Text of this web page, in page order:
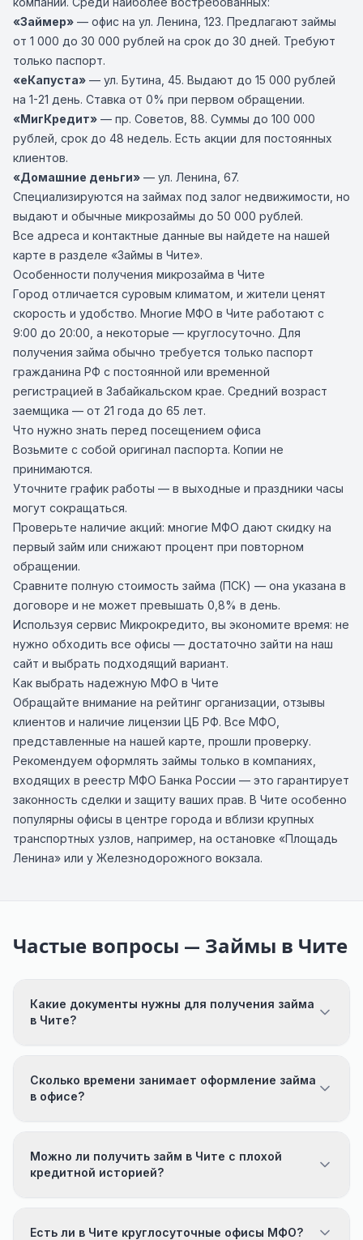
«Займер» — офис на ул. Ленина, 123. Предлагают займы
от 1 000 до 30 000 рублей на срок до 30 дней. Требуют
только паспорт.
«eКапуста» — ул. Бутина, 45. Выдают до 15 000 рублей
на 1-21 день. Ставка от 0% при первом обращении.
«МигКредит» — пр. Советов, 88. Суммы до 100 000
рублей, срок до 48 недель. Есть акции для постоянных
клиентов.
«Домашние деньги» — ул. Ленина, 67.
Специализируются на займах под залог недвижимости, но
выдают и обычные микрозаймы до 50 000 рублей.
Все адреса и контактные данные вы найдете на нашей
карте в разделе «Займы в Чите».
Особенности получения микрозайма в Чите
Город отличается суровым климатом, и жители ценят
скорость и удобство. Многие МФО в Чите работают с
9:00 до 20:00, а некоторые — круглосуточно. Для
получения займа обычно требуется только паспорт
гражданина РФ с постоянной или временной
регистрацией в Забайкальском крае. Средний возраст
заемщика — от 21 года до 65 лет.
Что нужно знать перед посещением офиса
Возьмите с собой оригинал паспорта. Копии не
принимаются.
Уточните график работы — в выходные и праздники часы
могут сокращаться.
Проверьте наличие акций: многие МФО дают скидку на
первый займ или снижают процент при повторном
обращении.
Сравните полную стоимость займа (ПСК) — она указана в
договоре и не может превышать 0,8% в день.
Используя сервис Микрокредито, вы экономите время: не
нужно обходить все офисы — достаточно зайти на наш
сайт и выбрать подходящий вариант.
Как выбрать надежную МФО в Чите
Обращайте внимание на рейтинг организации, отзывы
клиентов и наличие лицензии ЦБ РФ. Все МФО,
представленные на нашей карте, прошли проверку.
Рекомендуем оформлять займы только в компаниях,
входящих в реестр МФО Банка России — это гарантирует
законность сделки и защиту ваших прав. В Чите особенно
популярны офисы в центре города и вблизи крупных
транспортных узлов, например, на остановке «Площадь
Ленина» или у Железнодорожного вокзала.
Частые вопросы — Займы в Чите
Какие документы нужны для получения займа
в Чите?
Сколько времени занимает оформление займа
в офисе?
Можно ли получить займ в Чите с плохой
кредитной историей?
Есть ли в Чите круглосуточные офисы МФО?